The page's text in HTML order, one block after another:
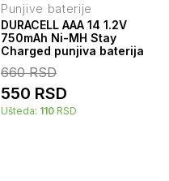
Punjive baterije
DURACELL AAA 14 1.2V
750mAh Ni-MH Stay
Charged punjiva baterija
660 RSD
550 RSD
Ušteda: 110 RSD